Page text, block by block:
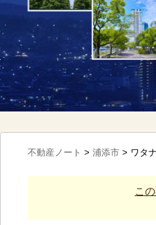
不動産ノート > 浦添市 > ワタ
こ